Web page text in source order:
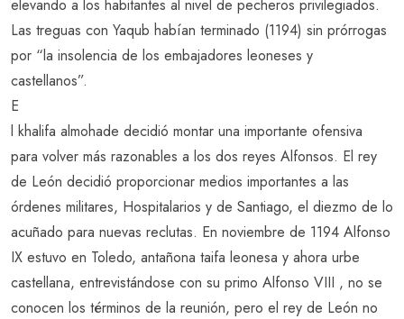
elevando a los habitantes al nivel de pecheros privilegiados.
Las treguas con Yaqub habían terminado (1194) sin prórrogas
por “la insolencia de los embajadores leoneses y
castellanos”.
E
l khalifa almohade decidió montar una importante ofensiva
para volver más razonables a los dos reyes Alfonsos. El rey
de León decidió proporcionar medios importantes a las
órdenes militares, Hospitalarios y de Santiago, el diezmo de lo
acuñado para nuevas reclutas. En noviembre de 1194 Alfonso
IX estuvo en Toledo, antañona taifa leonesa y ahora urbe
castellana, entrevistándose con su primo Alfonso VIII , no se
conocen los términos de la reunión, pero el rey de León no